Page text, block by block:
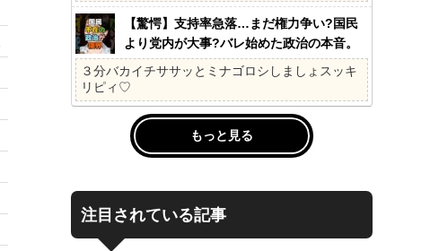
【驚愕】支持率急落…まだ権力争い?国民
より党内が大事?バレ始めた政治の本音。
41%の衝撃、その理由。選挙しか見てない
の?国民不在の政治が限界!
３分バカイチササッとミナゴロシしましょスッキ
リピィ♡
もっと見る
注目されている記事